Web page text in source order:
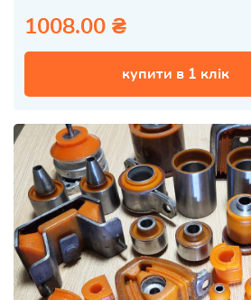
1008.00 ₴
купити в 1 клік